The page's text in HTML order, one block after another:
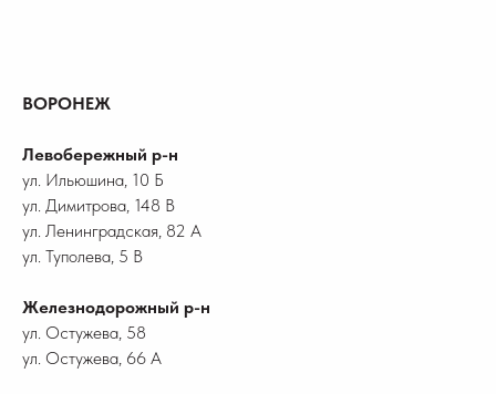
ВОРОНЕЖ
Левобережный р-н
ул. Ильюшина, 10 Б
ул. Димитрова, 148 В
ул. Ленинградская, 82 А
ул. Туполева, 5 В
Железнодорожный р-н
ул. Остужева, 58
ул. Остужева, 66 А